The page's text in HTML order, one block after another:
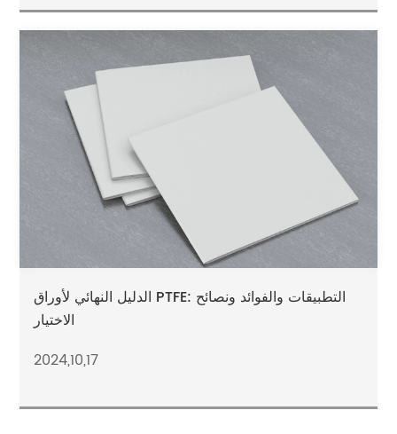
الدليل النهائي لأوراق PTFE: التطبيقات والفوائد ونصائح
الاختيار
2024,10,17